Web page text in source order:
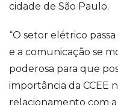
cidade de São Paulo.
“O setor elétrico
e a comunicação se
poderosa para que
importância da CCEE
relacionamento com